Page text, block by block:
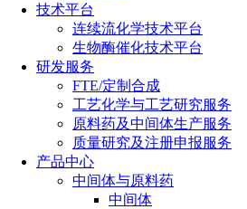
技术平台
连续流化学技术平台
生物酶催化技术平台
研发服务
FTE/定制合成
工艺化学与工艺研究服务
原料药及中间体生产服务
质量研究及注册申报服务
产品中心
中间体与原料药
中间体